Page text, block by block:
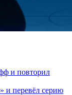
и повторил
и перевёл серию